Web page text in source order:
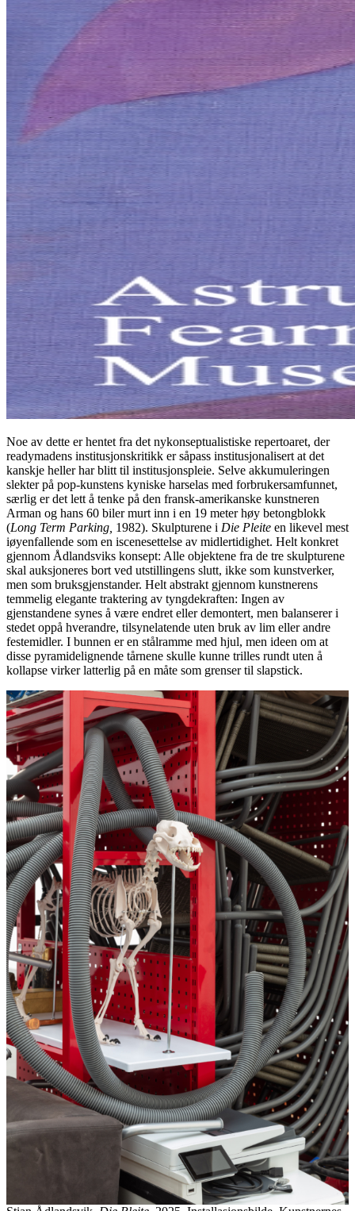
Noe av dette er hentet fra det nykonseptualistiske repertoaret, der
readymadens institusjonskritikk er såpass institusjonalisert at det
kanskje heller har blitt til institusjonspleie. Selve akkumuleringen
slekter på pop-kunstens kyniske harselas med forbrukersamfunnet,
særlig er det lett å tenke på den fransk-amerikanske kunstneren
Arman og hans 60 biler murt inn i en 19 meter høy betongblokk
(Long Term Parking, 1982). Skulpturene i Die Pleite en likevel mest
iøyenfallende som en iscenesettelse av midlertidighet. Helt konkret
gjennom Ådlandsviks konsept: Alle objektene fra de tre skulpturene
skal auksjoneres bort ved utstillingens slutt, ikke som kunstverker,
men som bruksgjenstander. Helt abstrakt gjennom kunstnerens
temmelig elegante traktering av tyngdekraften: Ingen av
gjenstandene synes å være endret eller demontert, men balanserer i
stedet oppå hverandre, tilsynelatende uten bruk av lim eller andre
festemidler. I bunnen er en stålramme med hjul, men ideen om at
disse pyramidelignende tårnene skulle kunne trilles rundt uten å
kollapse virker latterlig på en måte som grenser til slapstick.